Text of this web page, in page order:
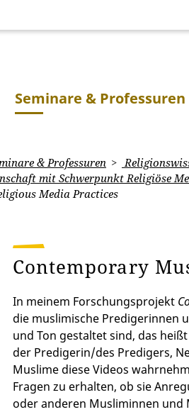
Seminare & Professuren
& Professuren
mit Schwerpunkt Religiöse
Media Practices
Contemporary
In meinem Forschungsprojekt
die muslimische Predigerinnen
und Ton gestaltet sind, das
der Predigerin/des Predigers,
Muslime diese Videos
Fragen zu erhalten, ob sie
oder anderen Musliminnen und